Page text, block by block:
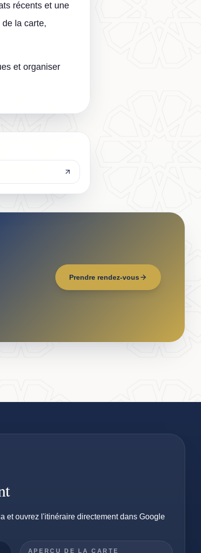
récents et une
la carte,
et organiser
Prendre rendez-vous
et ouvrez l'itinéraire directement dans Google
APERÇU DE LA CARTE